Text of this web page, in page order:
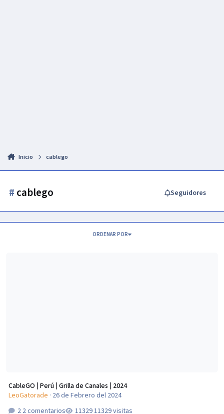
Inicio cablego
# cablego Seguidores
ORDENAR POR
CableGO | Perú | Grilla de Canales | 2024
LeoGatorade · 26 de Febrero del 2024
2 comentarios
11329 visitas